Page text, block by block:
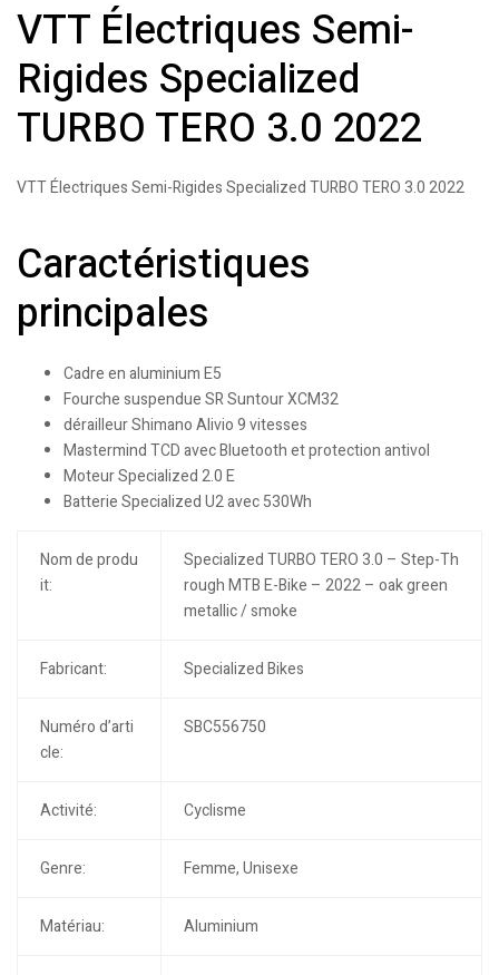
VTT Électriques Semi-
Rigides Specialized
TURBO TERO 3.0 2022
VTT Électriques Semi-Rigides Specialized TURBO TERO 3.0 2022
Caractéristiques
principales
Cadre en aluminium E5
Fourche suspendue SR Suntour XCM32
dérailleur Shimano Alivio 9 vitesses
Mastermind TCD avec Bluetooth et protection antivol
Moteur Specialized 2.0 E
Batterie Specialized U2 avec 530Wh
Nom de produ
it:
Specialized TURBO TERO 3.0 – Step-Th
rough MTB E-Bike – 2022 – oak green
metallic / smoke
Fabricant: Specialized Bikes
Numéro d’arti
cle:
SBC556750
Activité: Cyclisme
Genre: Femme, Unisexe
Matériau: Aluminium